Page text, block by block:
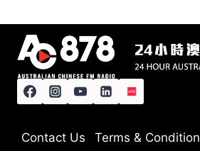
Contact Us Terms &